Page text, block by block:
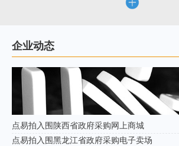
企业动态
点易拍入围陕西省政府采购网上商城
点易拍入围黑龙江省政府采购电子卖场